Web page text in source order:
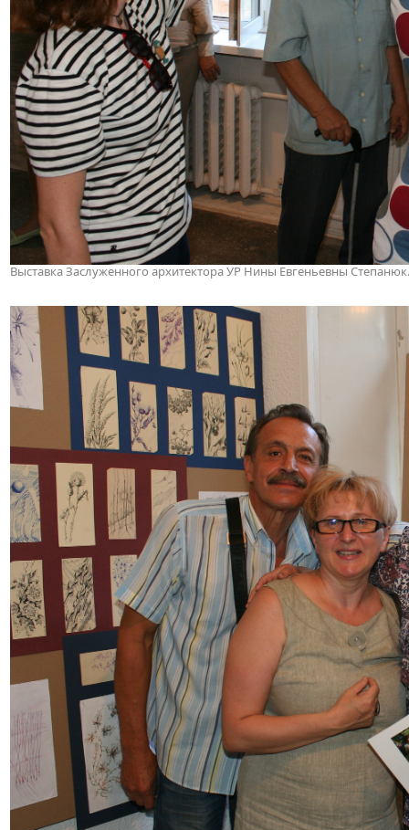
Выставка Заслуженного архитектора УР Нины Евгеньевны